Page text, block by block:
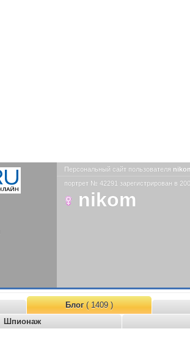
Персональный сайт пользователя
портрет № 42291 зарегистрирован в
nikom
Блог( 1409 )
Шпионаж